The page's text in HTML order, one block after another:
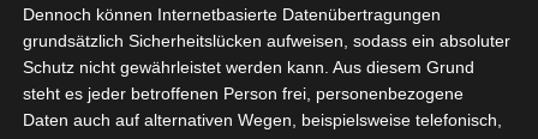
Dennoch können Internetbasierte Datenübertragungen
grundsätzlich Sicherheitslücken aufweisen, sodass ein absoluter
Schutz nicht gewährleistet werden kann. Aus diesem Grund
steht es jeder betroffenen Person frei, personenbezogene
Daten auch auf alternativen Wegen, beispielsweise telefonisch,